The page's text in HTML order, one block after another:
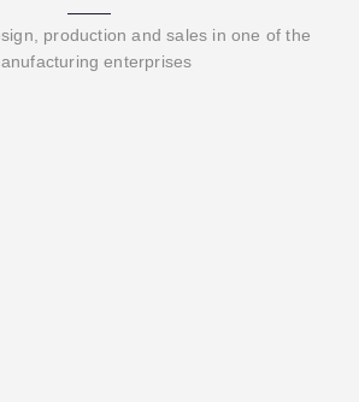
production and sales in one of the
enterprises